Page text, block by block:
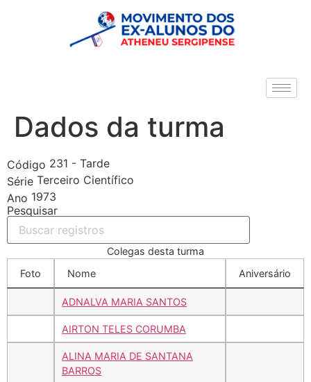
Dados da turma
Código 231 - Tarde
Série Terceiro Científico
Ano 1973
Pesquisar
Colegas desta turma
Foto
Nome Aniversário
ADNALVA MARIA SANTOS
AIRTON TELES CORUMBA
ALINA MARIA DE SANTANA
BARROS